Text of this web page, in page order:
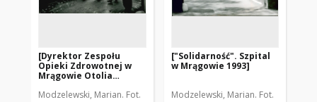
[Dyrektor Zespołu
Opieki Zdrowotnej w
Mrągowie Otolia
1992]
Modzelewski, Marian. Fot.
["Solidarność". Szpital
w Mrągowie 1993]
Modzelewski, Marian. Fot.